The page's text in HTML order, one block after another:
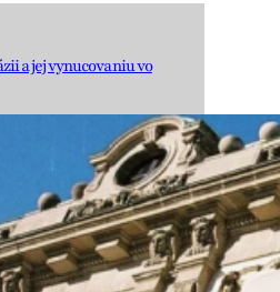
a jej vynucovaniu vo